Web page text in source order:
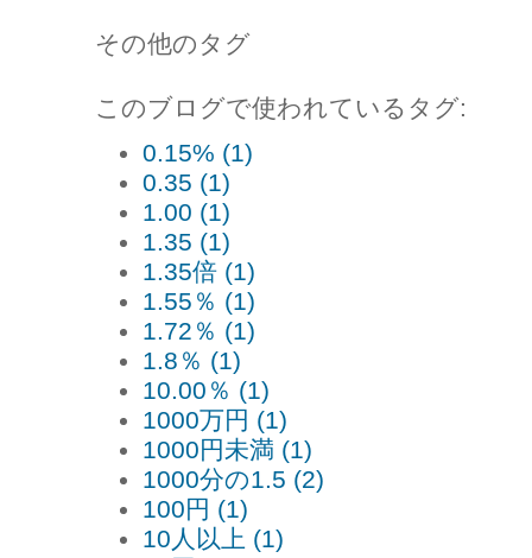
その他のタグ
このブログで使われているタグ:
0.15% (1)
0.35 (1)
1.00 (1)
1.35 (1)
1.35倍 (1)
1.55％ (1)
1.72％ (1)
1.8％ (1)
10.00％ (1)
1000万円 (1)
1000円未満 (1)
1000分の1.5 (2)
100円 (1)
10人以上 (1)